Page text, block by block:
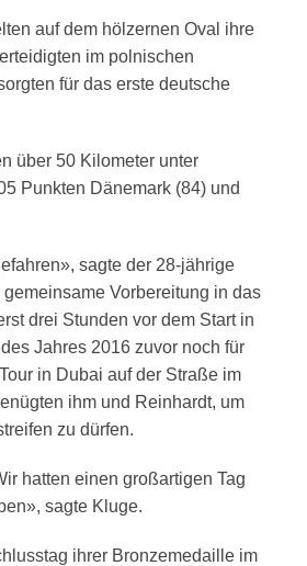
auf dem hölzernen Oval ihre
im polnischen
für das erste deutsche
über 50 Kilometer unter
Punkten Dänemark (84) und
sagte der 28-jährige
Vorbereitung in das
drei Stunden vor dem Start in
Jahres 2016 zuvor noch für
in Dubai auf der Straße im
ihm und Reinhardt, um
zu dürfen.
hatten einen großartigen Tag
sagte Kluge.
ihrer Bronzemedaille im